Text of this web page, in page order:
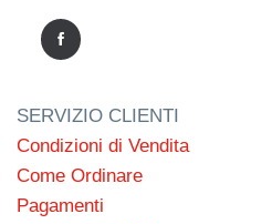
SERVIZIO CLIENTI
Condizioni di Vendita
Come Ordinare
Pagamenti